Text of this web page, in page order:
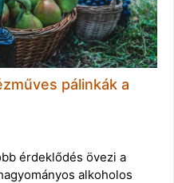
pálinkák a
érdeklődés övezi a
alkoholos